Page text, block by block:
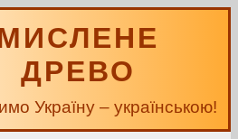
ДРЕВО
Україну – українською!